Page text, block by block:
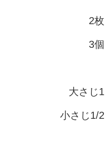
2枚
3個
大さじ1
小さじ1/2